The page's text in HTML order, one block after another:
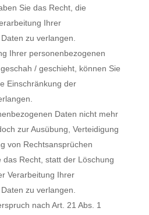
Sie das Recht, die
Ihrer
zu verlangen.
Ihrer personenbezogenen
/ geschieht, können Sie
Einschränkung der
Daten nicht mehr
zur Ausübung, Verteidigung
von Rechtsansprüchen
das Recht, statt der Löschung
Verarbeitung Ihrer
zu verlangen.
nach Art. 21 Abs. 1